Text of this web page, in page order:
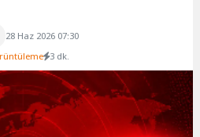
28 Haz 2026 07:30
3 dk.